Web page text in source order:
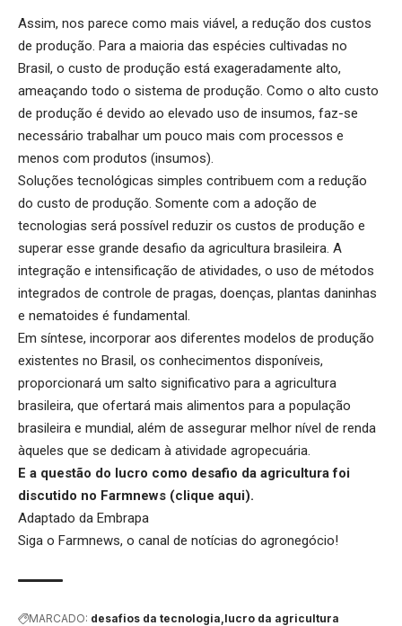
Assim, nos parece como mais viável, a redução dos custos
de produção. Para a maioria das espécies cultivadas no
Brasil, o custo de produção está exageradamente alto,
ameaçando todo o sistema de produção. Como o alto custo
de produção é devido ao elevado uso de insumos, faz-se
necessário trabalhar um pouco mais com processos e
menos com produtos (insumos).
Soluções tecnológicas simples contribuem com a redução
do custo de produção. Somente com a adoção de
tecnologias será possível reduzir os custos de produção e
superar esse grande desafio da agricultura brasileira. A
integração e intensificação de atividades, o uso de métodos
integrados de controle de pragas, doenças, plantas daninhas
e nematoides é fundamental.
Em síntese, incorporar aos diferentes modelos de produção
existentes no Brasil, os conhecimentos disponíveis,
proporcionará um salto significativo para a agricultura
brasileira, que ofertará mais alimentos para a população
brasileira e mundial, além de assegurar melhor nível de renda
àqueles que se dedicam à atividade agropecuária.
E a questão do lucro como desafio da agricultura foi
discutido no Farmnews (clique aqui).
Adaptado da Embrapa
Siga o Farmnews, o canal de notícias do agronegócio!
MARCADO: desafios da tecnologia lucro da agricultura